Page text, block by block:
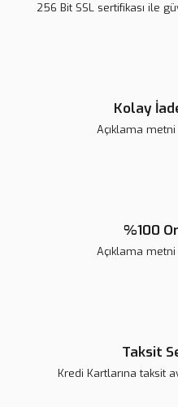
256 Bit SSL sertifikası ile
Kolay
Açıklama
%100
Açıklama
Taksit
Kredi Kartlarına taksit